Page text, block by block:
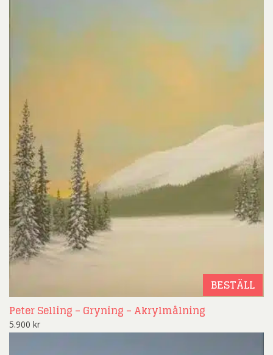
BESTÄLL
Peter Selling – Gryning – Akrylmålning
5.900 kr